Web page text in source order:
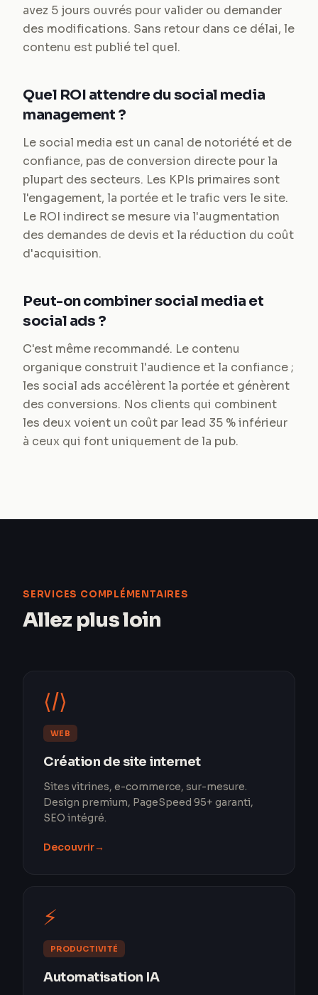
avez 5 jours ouvrés pour valider ou demander
des modifications. Sans retour dans ce délai, le
contenu est publié tel quel.
Quel ROI attendre du social media
management ?
Le social media est un canal de notoriété et de
confiance, pas de conversion directe pour la
plupart des secteurs. Les KPIs primaires sont
l'engagement, la portée et le trafic vers le site.
Le ROI indirect se mesure via l'augmentation
des demandes de devis et la réduction du coût
d'acquisition.
Peut-on combiner social media et
social ads ?
C'est même recommandé. Le contenu
organique construit l'audience et la confiance ;
les social ads accélèrent la portée et génèrent
des conversions. Nos clients qui combinent
les deux voient un coût par lead 35 % inférieur
à ceux qui font uniquement de la pub.
SERVICES COMPLÉMENTAIRES
Allez plus loin
⟨/⟩
WEB
Création de site internet
Sites vitrines, e-commerce, sur-mesure.
Design premium, PageSpeed 95+ garanti,
SEO intégré.
Decouvrir→
⚡
PRODUCTIVITÉ
Automatisation IA